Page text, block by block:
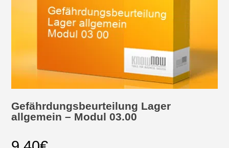
Gefährdungsbeurteilung Lager
allgemein – Modul 03.00